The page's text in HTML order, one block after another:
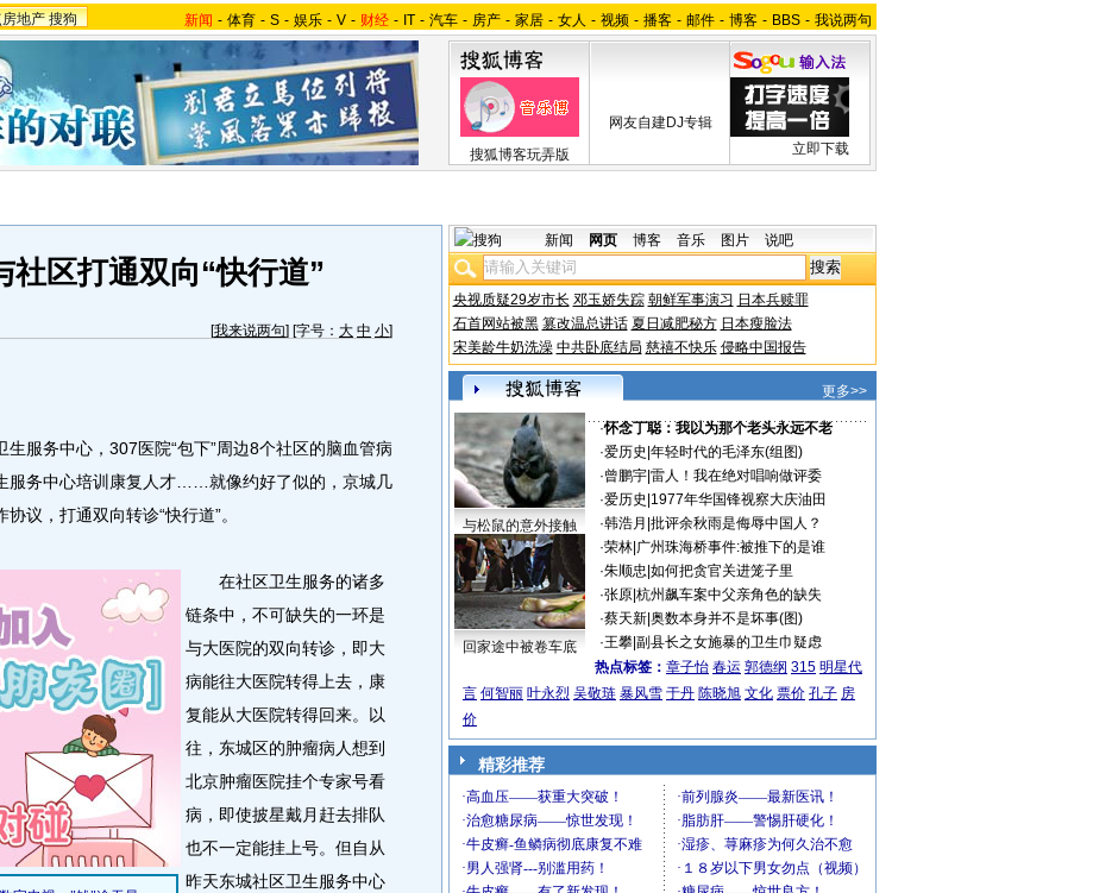
地产 搜狗 新闻 - 体育 - S - 娱乐 - V - 财经 - IT - 汽车 - 房产 - 家居 - 女人 - 视频 - 播客 - 邮件 - 博客 - BBS - 我说两句
搜狐博客玩弄版
网友自建DJ专辑
立即下载
社区打通双向“快行道”
[我来说两句] [字号： 大 中 小]
服务中心，307医院“包下”周边8个社区的脑血管病
服务中心培训康复人才……就像约好了似的，京城几
议，打通双向转诊“快行道”。
在社区卫生服务的诸多
链条中，不可缺失的一环是
与大医院的双向转诊，即大
病能往大医院转得上去，康
复能从大医院转得回来。以
往，东城区的肿瘤病人想到
北京肿瘤医院挂个专家号看
病，即使披星戴月赶去排队
也不一定能挂上号。但自从
昨天东城社区卫生服务中心
新闻 网页 博客 音乐 图片 说吧
央视质疑29岁市长 邓玉娇失踪 朝鲜军事演习 日本兵赎罪
石首网站被黑 篡改温总讲话 夏日减肥秘方 日本瘦脸法
宋美龄牛奶洗澡 中共卧底结局 慈禧不快乐 侵略中国报告
更多>>
与松鼠的意外接触
回家途中被卷车底
·怀念丁聪：我以为那个老头永远不老
·爱历史 年轻时代的毛泽东(组图)
·曾鹏宇| 雷人！我在绝对唱响做评委
·爱历史 1977年华国锋视察大庆油田
·韩浩月 批评余秋雨是侮辱中国人？
·荣林| 广州珠海桥事件:被推下的是谁
·朱顺忠 如何把贪官关进笼子里
·张原| 杭州飙车案中父亲角色的缺失
·蔡天新| 奥数本身并不是坏事(图)
·王攀| 副县长之女施暴的卫生巾疑虑
热点标签： 章子怡 春运 郭德纲 315 明星代
言 何智丽 叶永烈 吴敬琏 暴风雪 于丹 陈晓旭 文化 票价 孔子 房
价
精彩推荐